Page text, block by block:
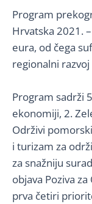
Program
Hrvatska 2021.
eura, od čega
regionalni
Program sadrži
ekonomiji, 2.
Održivi
i turizam za
za snažniju
objava Poziva
prva četiri